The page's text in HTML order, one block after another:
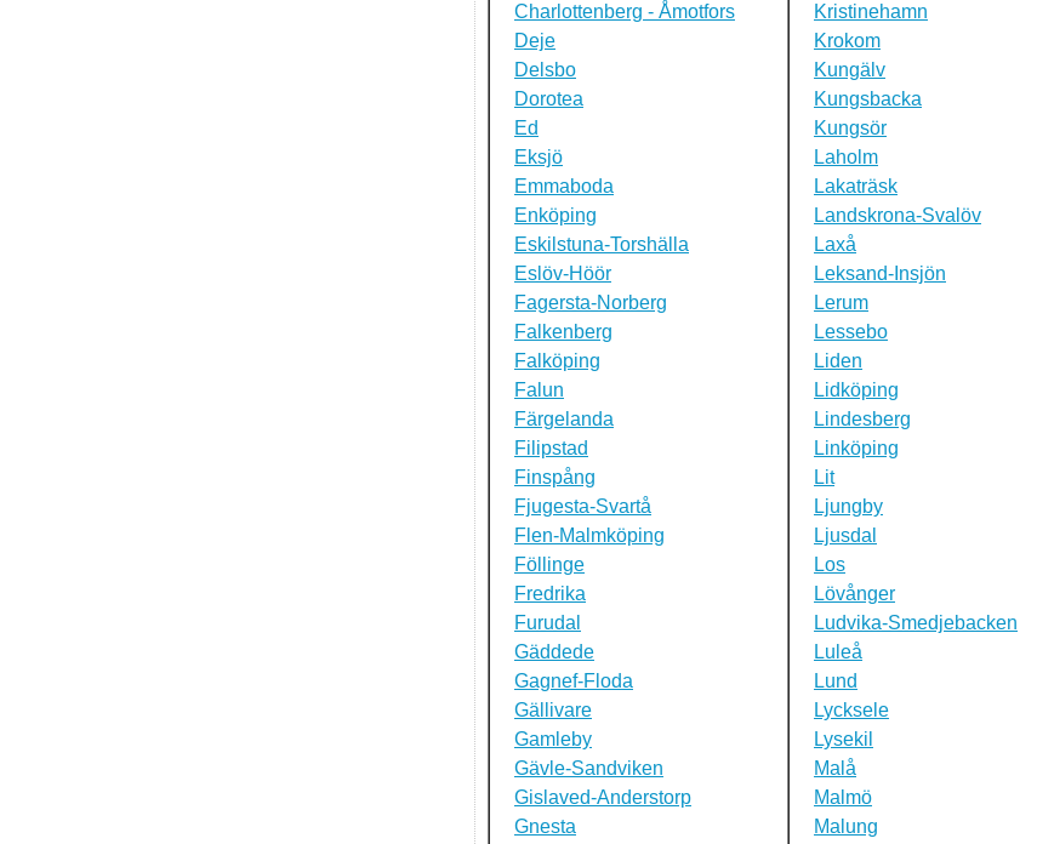
Charlottenberg - Åmotfors
Deje
Delsbo
Dorotea
Ed
Eksjö
Emmaboda
Enköping
Eskilstuna-Torshälla
Eslöv-Höör
Fagersta-Norberg
Falkenberg
Falköping
Falun
Färgelanda
Filipstad
Finspång
Fjugesta-Svartå
Flen-Malmköping
Föllinge
Fredrika
Furudal
Gäddede
Gagnef-Floda
Gällivare
Gamleby
Gävle-Sandviken
Gislaved-Anderstorp
Gnesta
Kristinehamn
Krokom
Kungälv
Kungsbacka
Kungsör
Laholm
Lakaträsk
Landskrona-Svalöv
Laxå
Leksand-Insjön
Lerum
Lessebo
Liden
Lidköping
Lindesberg
Linköping
Lit
Ljungby
Ljusdal
Los
Lövånger
Ludvika-Smedjebacken
Luleå
Lund
Lycksele
Lysekil
Malå
Malmö
Malung